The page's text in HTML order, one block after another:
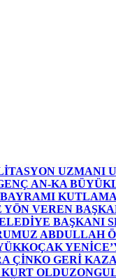
UZMANI
AN-KA
YÖN VEREN
BAŞKANI
ABDULLAH
ÇİNKO GERİ
OLDU